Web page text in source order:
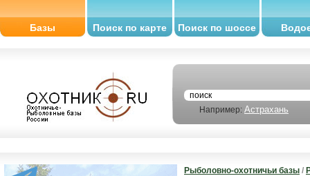
Базы Поиск по карте Поиск по шоссе
Например: Астрахань
Рыболовно-охотничьи базы /